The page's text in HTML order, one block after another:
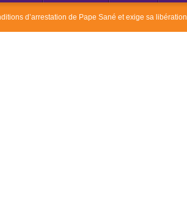
d’arrestation de Pape Sané et exige sa libération